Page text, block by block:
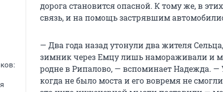
дорога становится опасной. К тому же, в
связь, и на помощь застрявшим
— Два года назад утонули два жителя
зимник через Емцу лишь намораживали и
родне в Рипалово, — вспоминает Надежда. —
когда не было моста и его вовремя не